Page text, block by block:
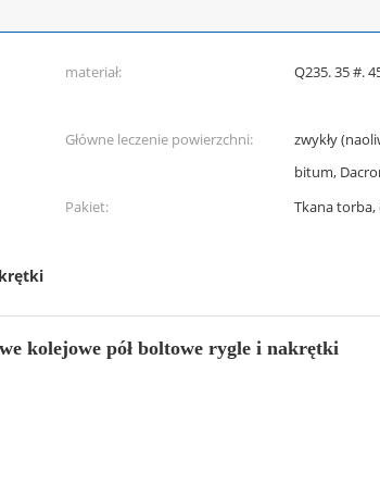
materiał:
Główne leczenie powierzchni:
zwykły
bitum,
Pakiet:
Tkana
kolejowe pół boltowe rygle i nakrętki